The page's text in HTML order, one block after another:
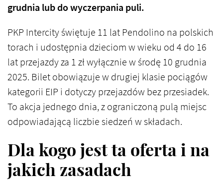
grudnia lub do wyczerpania puli.
PKP Intercity świętuje 11 lat Pendolino na polskich
torach i udostępnia dzieciom w wieku od 4 do 16
lat przejazdy za 1 zł wyłącznie w środę 10 grudnia
2025. Bilet obowiązuje w drugiej klasie pociągów
kategorii EIP i dotyczy przejazdów bez przesiadek.
To akcja jednego dnia, z ograniczoną pulą miejsc
odpowiadającą liczbie siedzeń w składach.
Dla kogo jest ta oferta i na
jakich zasadach